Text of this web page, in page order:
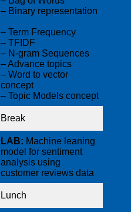
– Binary representation
– Term Frequency
– TFIDF
– N-gram Sequences
– Advance topics
– Word to vector
concept
– Topic Models concept
Break
LAB: Machine leaning
model for sentiment
analysis using
customer reviews data
Lunch